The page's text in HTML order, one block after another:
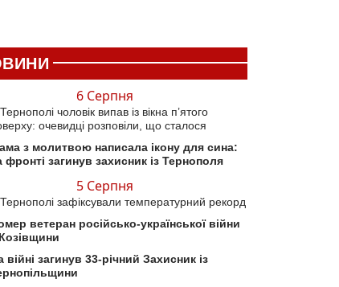
6 Серпня
чоловік випав із вікна п’ятого
очевидці розповіли, що сталося
з молитвою написала ікону для сина:
фронті загинув захисник із Тернополя
5 Серпня
зафіксували температурний рекорд
ветеран російсько-української війни
війні загинув 33-річний Захисник із